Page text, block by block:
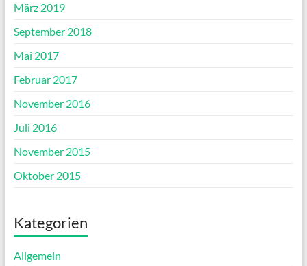
März 2019
September 2018
Mai 2017
Februar 2017
November 2016
Juli 2016
November 2015
Oktober 2015
Kategorien
Allgemein